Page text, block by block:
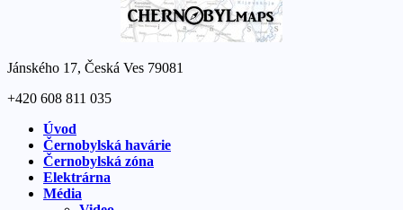
Jánského 17, Česká Ves 79081
+420 608 811 035
Úvod
Černobylská havárie
Černobylská zóna
Elektrárna
Média